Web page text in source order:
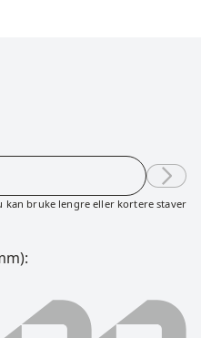
kan bruke lengre eller kortere staver